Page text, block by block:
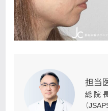
担当
総院
（